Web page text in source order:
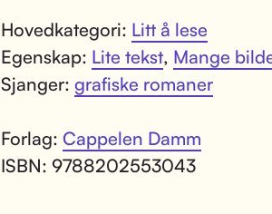
Hovedkategori: Litt å lese
Egenskap: Lite tekst, Mange
Sjanger: grafiske romaner
Forlag: Cappelen Damm
ISBN: 9788202553043